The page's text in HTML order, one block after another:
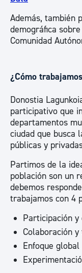
Además, también
demográfica
Comunidad
¿Cómo
Donostia
participativo que
departamentos
ciudad que busca
públicas y
Partimos de la
población son un
debemos
trabajamos con 4
Participación y
Colaboración
Enfoque global